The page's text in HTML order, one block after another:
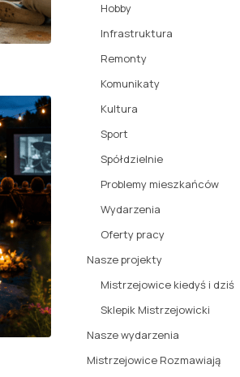
Hobby
Infrastruktura
Remonty
Komunikaty
Kultura
Sport
Spółdzielnie
Problemy mieszkańców
Wydarzenia
Oferty pracy
Nasze projekty
Mistrzejowice kiedyś i dziś
Sklepik Mistrzejowicki
Nasze wydarzenia
Mistrzejowice Rozmawiają